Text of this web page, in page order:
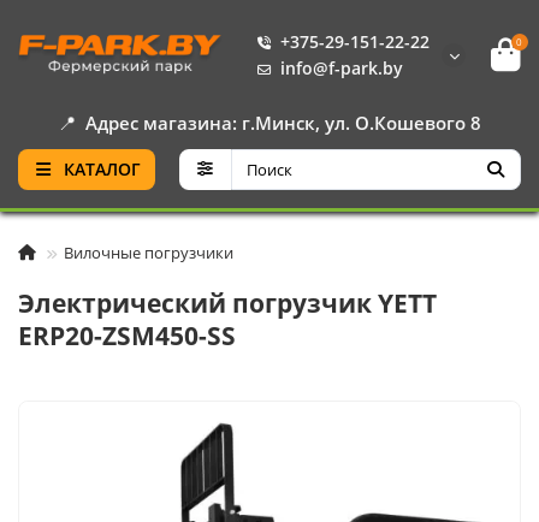
+375-29-151-22-22
info@f-park.by
0
📍 Адрес магазина: г.Минск, ул. О.Кошевого 8
КАТАЛОГ
Вилочные погрузчики
Электрический погрузчик YETT
ERP20-ZSM450-SS